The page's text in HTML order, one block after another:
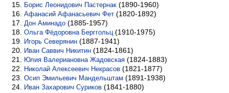
Борис Леонидович Пастернак (1890-1960)
Афанасий Афанасьевич Фет (1820-1892)
Дон Аминадо (1885-1957)
Ольга Фёдоровна Берггольц (1910-1975)
Игорь Северянин (1887-1941)
Иван Саввич Никитин (1824-1861)
Юлия Валериановна Жадовская (1824-1883)
Николай Алексеевич Некрасов (1821-1877)
Осип Эмильевич Мандельштам (1891-1938)
Иван Захарович Суриков (1841-1880)